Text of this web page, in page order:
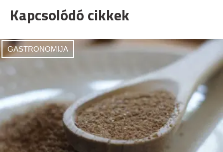
Kapcsolódó cikkek
GASTRONOMIJA